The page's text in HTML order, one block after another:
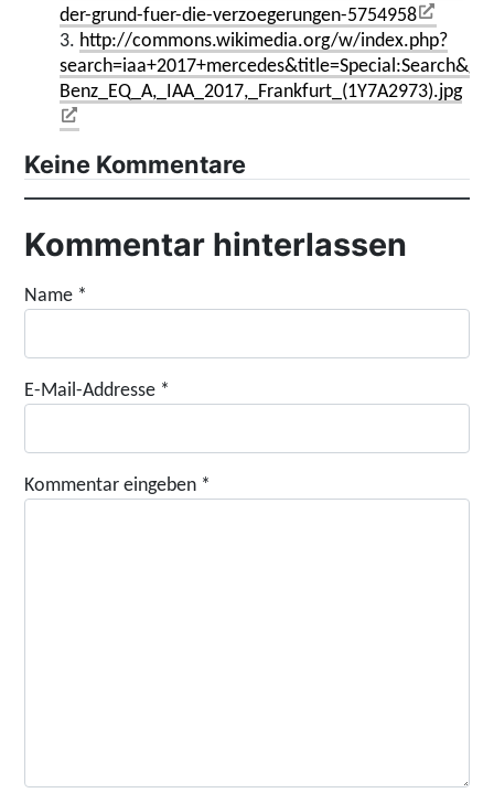
der-grund-fuer-die-verzoegerungen-5754958
3. http://commons.wikimedia.org/w/index.php?
Benz_EQ_A,_IAA_2017,_Frankfurt_(1Y7A2973).jpg
Keine Kommentare
Kommentar hinterlassen
Name *
E-Mail-Addresse *
Kommentar eingeben *